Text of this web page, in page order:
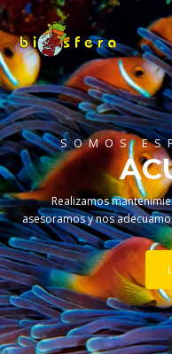
SOMOS
Realizamos
asesoramos y nos